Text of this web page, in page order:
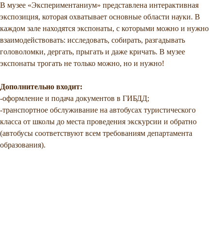
В музее «Экспериментаниум» представлена интерактивная
экспозиция, которая охватывает основные области науки. В
каждом зале находятся экспонаты, с которыми можно и нужно
взаимодействовать: исследовать, собирать, разгадывать
головоломки, дергать, прыгать и даже кричать. В музее
экспонаты трогать не только можно, но и нужно!
Дополнительно входит:
-оформление и подача документов в ГИБДД;
-транспортное обслуживание на автобусах туристического
класса от школы до места проведения экскурсии и обратно
(автобусы соответствуют всем требованиям департамента
образования).